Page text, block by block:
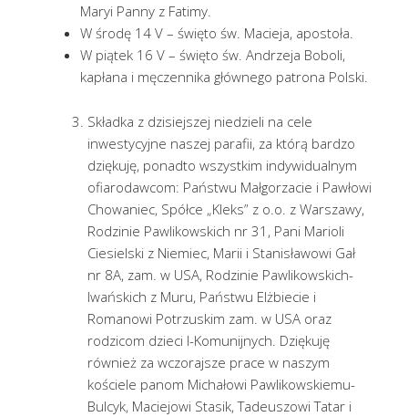
Maryi Panny z Fatimy.
W środę 14 V – święto św. Macieja, apostoła.
W piątek 16 V – święto św. Andrzeja Boboli,
kapłana i męczennika głównego patrona Polski.
Składka z dzisiejszej niedzieli na cele
inwestycyjne naszej parafii, za którą bardzo
dziękuję, ponadto wszystkim indywidualnym
ofiarodawcom: Państwu Małgorzacie i Pawłowi
Chowaniec, Spółce „Kleks” z o.o. z Warszawy,
Rodzinie Pawlikowskich nr 31, Pani Marioli
Ciesielski z Niemiec, Marii i Stanisławowi Gał
nr 8A, zam. w USA, Rodzinie Pawlikowskich-
Iwańskich z Muru, Państwu Elżbiecie i
Romanowi Potrzuskim zam. w USA oraz
rodzicom dzieci I-Komunijnych. Dziękuję
również za wczorajsze prace w naszym
kościele panom Michałowi Pawlikowskiemu-
Bulcyk, Maciejowi Stasik, Tadeuszowi Tatar i